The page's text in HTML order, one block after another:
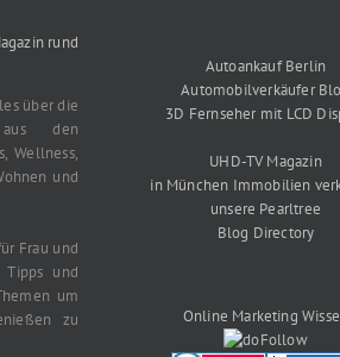
rund
über die
aus den
Wellness,
und
Frau und
Tipps und
um
zu
Autoankauf Berlin
Automobilverkäufer
3D Fernseher mit LCD
UHD-TV Magazin
in München Immobilien
unsere Pearltree
Blog Directory
Online Marketing